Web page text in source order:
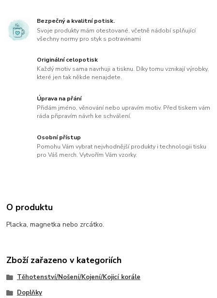
Bezpečný a kvalitní potisk.
Svoje produkty mám otestované, včetně nádobí splňující
všechny normy pro styk s potravinami
Originální celopotisk
Každý motiv sama navrhuji a tisknu. Díky tomu vznikají výrobky,
které jen tak někde nenajdete.
Úprava na přání
Přidám jméno, věnování nebo upravím motiv. Před tiskem vám
ráda připravím návrh ke schválení.
Osobní přístup
Pomohu Vám vybrat nejvhodnější produkty i technologii tisku
pro Váš merch. Vytvořím Vám vzorky.
O produktu
Placka, magnetka nebo zrcátko.
Zboží zařazeno v kategoriích
Těhotenství/Nošení/Kojení/Kojicí korále
Doplňky